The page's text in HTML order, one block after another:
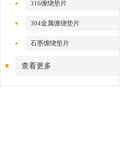
316缠绕垫片
304金属缠绕垫片
石墨缠绕垫片
查看更多